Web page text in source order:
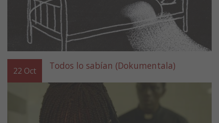
22 Oct Todos lo sabían (Dokumentala)